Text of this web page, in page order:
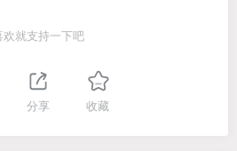
欢就支持一下吧
分享 收藏